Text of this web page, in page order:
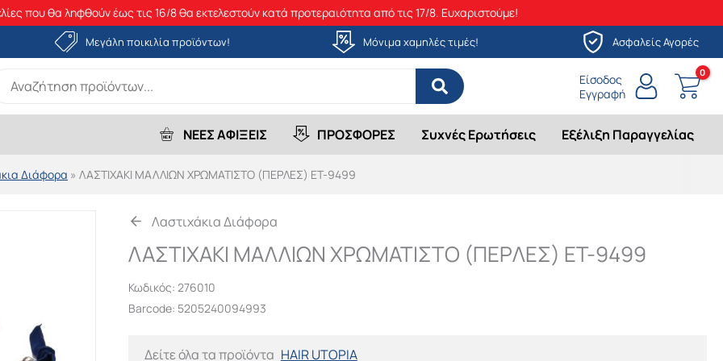
που θα ληφθούν έως τις 16/8 θα εκτελεστούν κατά προτεραιότητα από τις 17/8. Ευχαριστούμε!
Μεγάλη ποικιλία προϊόντων! Μόνιμα χαμηλές τιμές! Ασφαλείς Αγορές
Είσοδος
Εγγραφή
ΝΕΕΣ ΑΦΙΞΕΙΣ ΠΡΟΣΦΟΡΕΣ Συχνές Ερωτήσεις Εξέλιξη Παραγγελίας
Διάφορα » ΛΑΣΤΙΧΑΚΙ ΜΑΛΛΙΩΝ ΧΡΩΜΑΤΙΣΤΟ (ΠΕΡΛΕΣ) ET-9499
Λαστιχάκια Διάφορα
ΛΑΣΤΙΧΑΚΙ ΜΑΛΛΙΩΝ ΧΡΩΜΑΤΙΣΤΟ (ΠΕΡΛΕΣ) ET-9499
Κωδικός: 276010
Barcode: 5205240094993
Δείτε όλα τα προϊόντα HAIR UTOPIA